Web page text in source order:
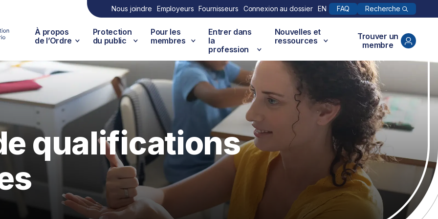
Nous joindre Employeurs Fournisseurs Connexion au dossier EN FAQ Recherche
À propos
de l’Ordre
Protection
du public
Pour les
membres
Entrer dans
la
profession
Nouvelles et
ressources
Trouver un
membre
qualifications